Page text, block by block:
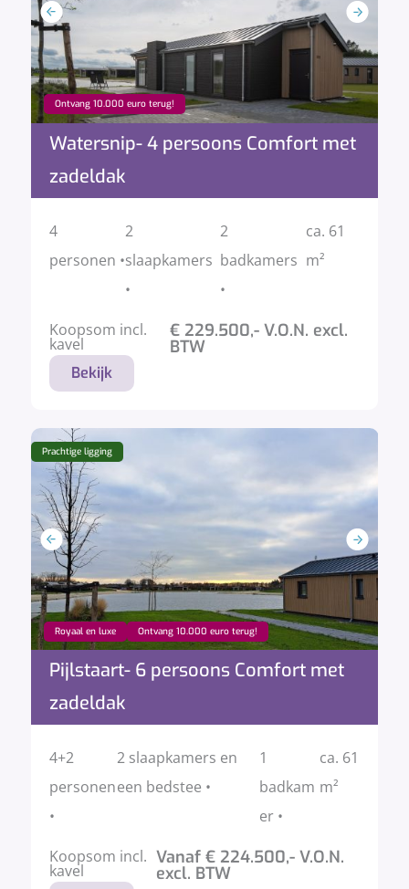
Ontvang 10.000 euro terug!
Watersnip- 4 persoons Comfort met
zadeldak
4
personen •
2
slaapkamers
•
2
badkamers
•
ca. 61
m²
Koopsom incl.
kavel
€ 229.500,- V.O.N. excl.
BTW
Bekijk
Prachtige ligging
Royaal en luxe Ontvang 10.000 euro terug!
Pijlstaart- 6 persoons Comfort met
zadeldak
4+2
personen
•
2 slaapkamers en
een bedstee •
1
badkam
er •
ca. 61
m²
Koopsom incl.
kavel
Vanaf € 224.500,- V.O.N.
excl. BTW